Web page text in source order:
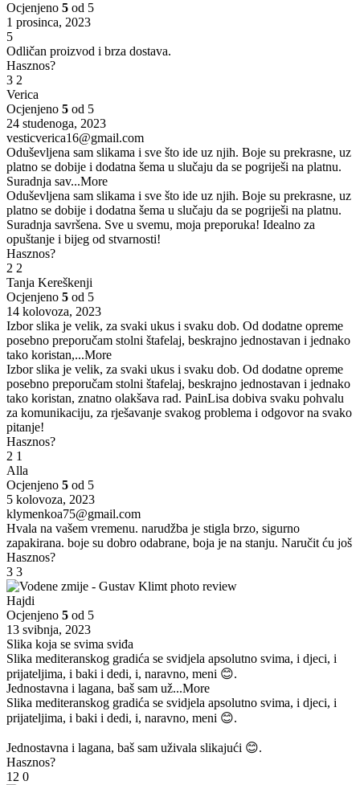
Ocjenjeno 5 od 5
1 prosinca, 2023
5
Odličan proizvod i brza dostava.
Hasznos?
3 2
Verica
Ocjenjeno 5 od 5
24 studenoga, 2023
vesticverica16@gmail.com
Oduševljena sam slikama i sve što ide uz njih. Boje su prekrasne, uz
platno se dobije i dodatna šema u slučaju da se pogriješi na platnu.
Suradnja sav...More
Oduševljena sam slikama i sve što ide uz njih. Boje su prekrasne, uz
platno se dobije i dodatna šema u slučaju da se pogriješi na platnu.
Suradnja savršena. Sve u svemu, moja preporuka! Idealno za
opuštanje i bijeg od stvarnosti!
Hasznos?
2 2
Tanja Kereškenji
Ocjenjeno 5 od 5
14 kolovoza, 2023
Izbor slika je velik, za svaki ukus i svaku dob. Od dodatne opreme
posebno preporučam stolni štafelaj, beskrajno jednostavan i jednako
tako koristan,...More
Izbor slika je velik, za svaki ukus i svaku dob. Od dodatne opreme
posebno preporučam stolni štafelaj, beskrajno jednostavan i jednako
tako koristan, znatno olakšava rad. PainLisa dobiva svaku pohvalu
za komunikaciju, za rješavanje svakog problema i odgovor na svako
pitanje!
Hasznos?
2 1
Alla
Ocjenjeno 5 od 5
5 kolovoza, 2023
klymenkoa75@gmail.com
Hvala na vašem vremenu. narudžba je stigla brzo, sigurno
zapakirana. boje su dobro odabrane, boja je na stanju. Naručit ću još
Hasznos?
3 3
Hajdi
Ocjenjeno 5 od 5
13 svibnja, 2023
Slika koja se svima sviđa
Slika mediteranskog gradića se svidjela apsolutno svima, i djeci, i
prijateljima, i baki i dedi, i, naravno, meni 😊.
Jednostavna i lagana, baš sam už...More
Slika mediteranskog gradića se svidjela apsolutno svima, i djeci, i
prijateljima, i baki i dedi, i, naravno, meni 😊.
Jednostavna i lagana, baš sam uživala slikajući 😊.
Hasznos?
12 0